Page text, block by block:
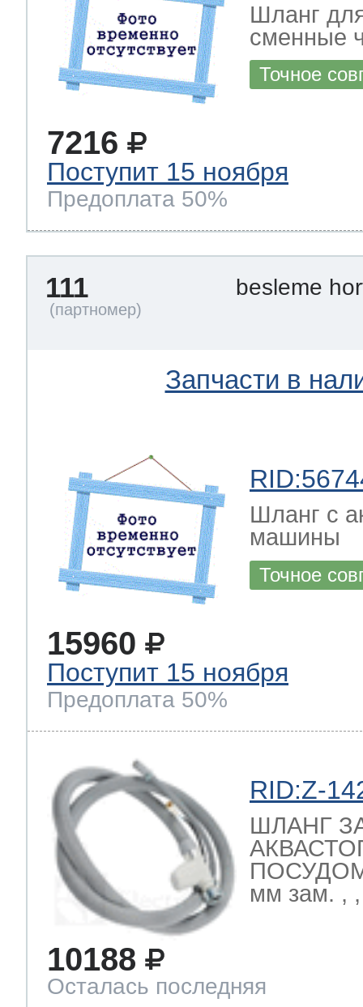
Шланг
сменные
Точное
7216
Поступит 15 ноября
Предоплата 50%
111 besleme
Запчасти в
Шланг с
машины
Точное
15960
Поступит 15 ноября
Предоплата 50%
RID:Z-
ШЛАНГ
мм зам. ,
10188
Осталась последняя